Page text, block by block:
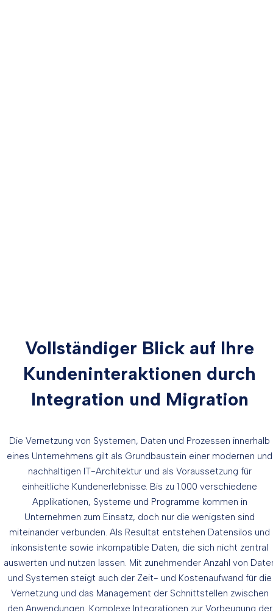
Vollständiger Blick auf Ihre
Kundeninteraktionen durch
Integration und Migration
Die Vernetzung von Systemen, Daten und Prozessen innerhalb
eines Unternehmens gilt als Grundbaustein einer modernen und
nachhaltigen IT-Architektur und als Voraussetzung für
einheitliche Kundenerlebnisse. Bis zu 1.000 verschiedene
Applikationen, Systeme und Programme kommen in
Unternehmen zum Einsatz, doch nur die wenigsten sind
miteinander verbunden. Als Resultat entstehen Datensilos und
inkonsistente sowie inkompatible Daten, die sich nicht zentral
auswerten und nutzen lassen. Mit zunehmender Anzahl von
und Systemen steigt auch der Zeit- und Kostenaufwand für die
Vernetzung und das Management der Schnittstellen zwischen
den Anwendungen. Komplexe Integrationen zur Vorbeugung der